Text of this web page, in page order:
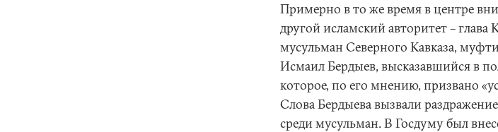
Примерно в то же время в центре
другой исламский авторитет –
мусульман Северного Кавказа,
Исмаил Бердыев, высказавшийся в
которое, по его мнению, призвано
Слова Бердыева вызвали
среди мусульман. В Госдуму был